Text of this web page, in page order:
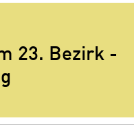
23. Bezirk -